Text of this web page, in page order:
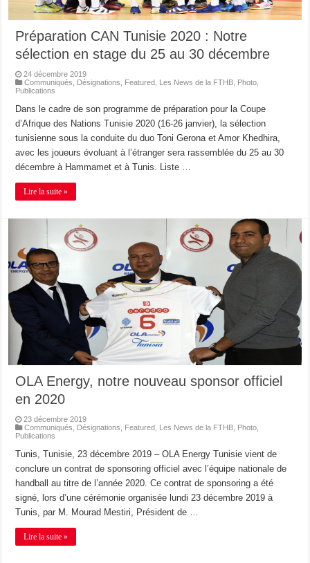
Préparation CAN Tunisie 2020 : Notre
sélection en stage du 25 au 30 décembre
24 décembre 2019
Communiqués
Désignations Featured Les News de la FTHB Photo
Publications
Dans le cadre de son programme de préparation pour la Coupe
d’Afrique des Nations Tunisie 2020 (16-26 janvier), la sélection
tunisienne sous la conduite du duo Toni Gerona et Amor Khedhira,
avec les joueurs évoluant à l’étranger sera rassemblée du 25 au 30
décembre à Hammamet et à Tunis. Liste …
Lire la suite »
OLA Energy, notre nouveau sponsor officiel
en 2020
23 décembre 2019
Communiqués
Désignations Featured Les News de la FTHB Photo
Publications
Tunis, Tunisie, 23 décembre 2019 – OLA Energy Tunisie vient de
conclure un contrat de sponsoring officiel avec l’équipe nationale de
handball au titre de l’année 2020. Ce contrat de sponsoring a été
signé, lors d’une cérémonie organisée lundi 23 décembre 2019 à
Tunis, par M. Mourad Mestiri, Président de …
Lire la suite »